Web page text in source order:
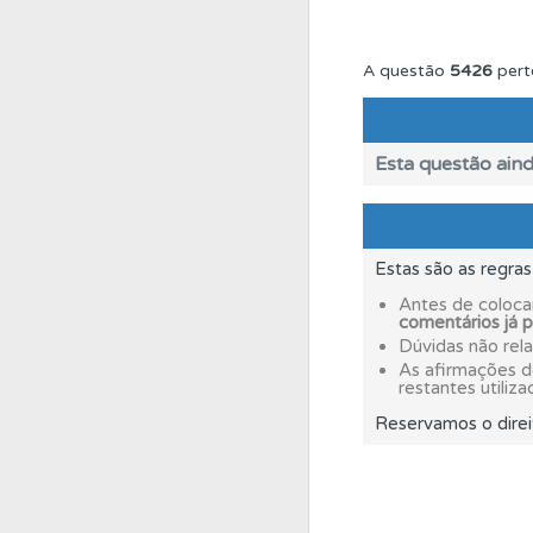
O teste
Testes Veja o nível
Tem um
Conta Crie uma
As
A questão 5426
Esta questão
Estas são as
Antes de
comentários já
Dúvidas não
As afirmações
restantes
Reservamos o